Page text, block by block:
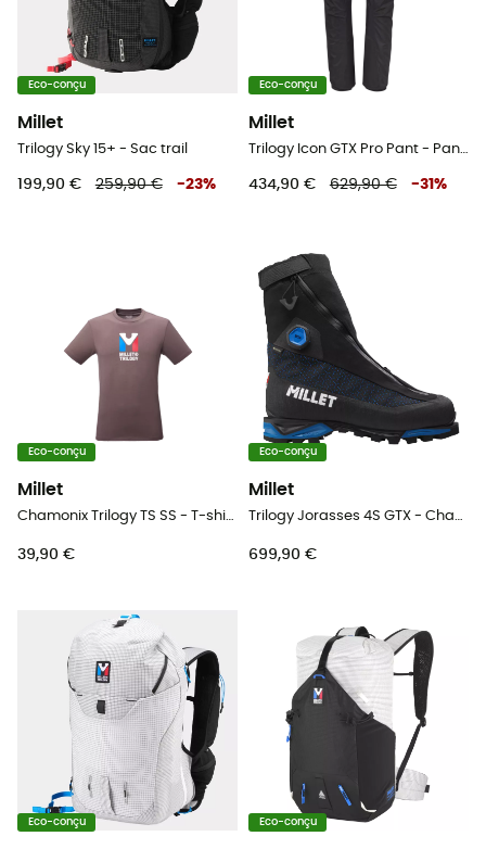
Eco-conçu
Millet
Trilogy Sky 15+ - Sac trail
199,90 € 259,90 € -23%
Eco-conçu
Millet
Trilogy Icon GTX Pro Pant - Pantalon alpinisme homme
434,90 € 629,90 € -31 %
Eco-conçu
Millet
Chamonix Trilogy TS SS - T-shirt homme
39,90 €
Eco-conçu
Millet
Trilogy Jorasses 4S GTX - Chaussures alpinisme
699,90 €
Eco-conçu Eco-conçu